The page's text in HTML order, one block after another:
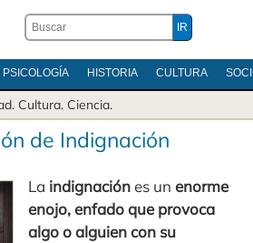
PSICOLOGÍA HISTORIA CULTURA
. Cultura. Ciencia.
de Indignación
La indignaciónes unenorme
enojo, enfado que provoca
algo o alguien con su